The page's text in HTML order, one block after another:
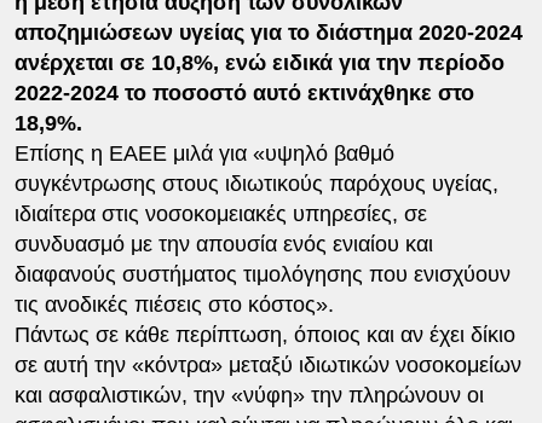
αποζημιώσεων υγείας για το διάστημα 2020-2024
ανέρχεται σε 10,8%, ενώ ειδικά για την περίοδο
2022-2024 το ποσοστό αυτό εκτινάχθηκε στο
18,9%.
Επίσης η ΕΑΕΕ μιλά για «υψηλό βαθμό
συγκέντρωσης στους ιδιωτικούς παρόχους υγείας,
ιδιαίτερα στις νοσοκομειακές υπηρεσίες, σε
συνδυασμό με την απουσία ενός ενιαίου και
διαφανούς συστήματος τιμολόγησης που ενισχύουν
τις ανοδικές πιέσεις στο κόστος».
Πάντως σε κάθε περίπτωση, όποιος και αν έχει δίκιο
σε αυτή την «κόντρα» μεταξύ ιδιωτικών νοσοκομείων
και ασφαλιστικών, την «νύφη» την πληρώνουν οι